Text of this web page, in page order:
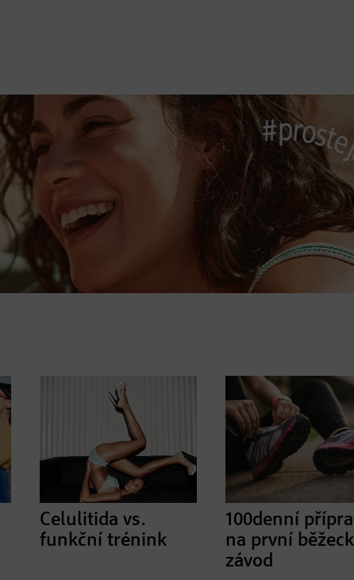
Celulitida vs.
funkční trénink
100denní
na první
závod